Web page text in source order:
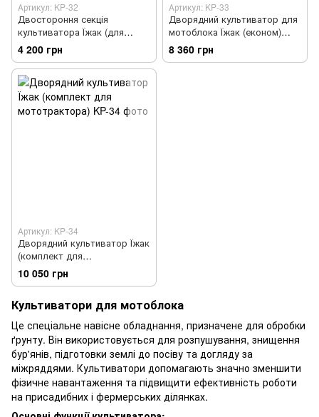
Артикул: KP-32
Двостороння секція
культиватора Їжак (для
мототрактора)
4 200 грн
Артикул: KP-33
Дворядний культиватор для
мотоблока Їжак (економ)
КУ19
8 360 грн
Артикул: KP-34
Дворядний культиватор Їжак
(комплект для
мототрактора)
10 050 грн
Культиватори для мотоблока
Це спеціальне навісне обладнання, призначене для обробки
ґрунту. Він використовується для розпушування, знищення
бур'янів, підготовки землі до посіву та догляду за
міжряддями. Культиватори допомагають значно зменшити
фізичне навантаження та підвищити ефективність роботи
на присадибних і фермерських ділянках.